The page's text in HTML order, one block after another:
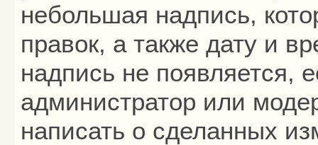
небольшая надпись,
правок, а также дату и
надпись не появляется,
администратор или
написать о сделанных